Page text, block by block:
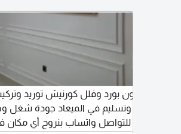
جبسون بورد وفلل كورنيش توريد
عالية وتسليم في الميعاد جودة شغل
سعر للتواصل واتساب بنروح أي مكان